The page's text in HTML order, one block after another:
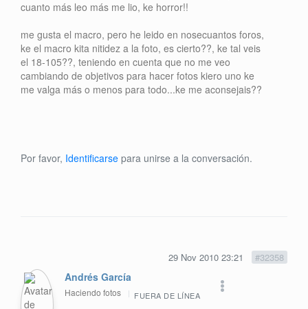
cuanto más leo más me lio, ke horror!!
me gusta el macro, pero he leido en nosecuantos foros,
ke el macro kita nitidez a la foto, es cierto??, ke tal veis
el 18-105??, teniendo en cuenta que no me veo
cambiando de objetivos para hacer fotos kiero uno ke
me valga más o menos para todo...ke me aconsejais??
Por favor, Identificarse para unirse a la conversación.
29 Nov 2010 23:21 #32358
Andrés García
Haciendo fotos FUERA DE LÍNEA